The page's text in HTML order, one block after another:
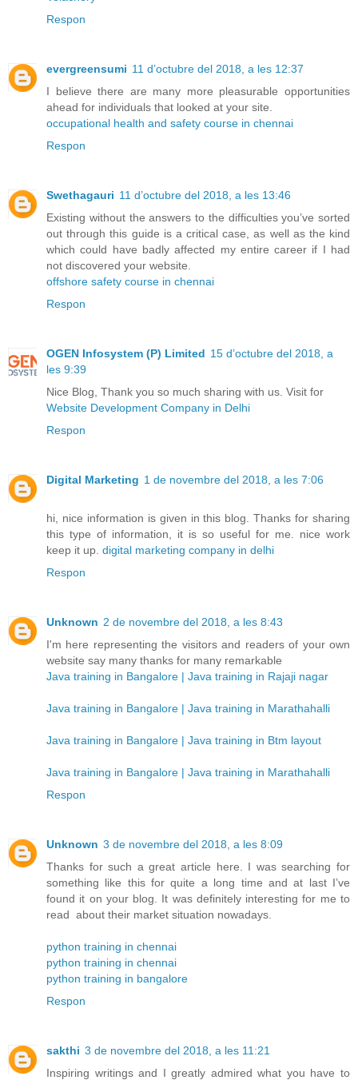
Respon
evergreensumi 11 d’octubre del 2018, a les 12:37
I believe there are many more pleasurable opportunities
ahead for individuals that looked at your site.
occupational health and safety course in chennai
Respon
Swethagauri 11 d’octubre del 2018, a les 13:46
Existing without the answers to the difficulties you’ve sorted
out through this guide is a critical case, as well as the kind
which could have badly affected my entire career if I had
not discovered your website.
offshore safety course in chennai
Respon
OGEN Infosystem (P) Limited 15 d’octubre del 2018, a
les 9:39
Nice Blog, Thank you so much sharing with us. Visit for
Website Development Company in Delhi
Respon
Digital Marketing 1 de novembre del 2018, a les 7:06
hi, nice information is given in this blog. Thanks for sharing
this type of information, it is so useful for me. nice work
keep it up. digital marketing company in delhi
Respon
Unknown 2 de novembre del 2018, a les 8:43
I'm here representing the visitors and readers of your own
website say many thanks for many remarkable
Java training in Bangalore | Java training in Rajaji nagar
Java training in Bangalore | Java training in Marathahalli
Java training in Bangalore | Java training in Btm layout
Java training in Bangalore | Java training in Marathahalli
Respon
Unknown 3 de novembre del 2018, a les 8:09
Thanks for such a great article here. I was searching for
something like this for quite a long time and at last I’ve
found it on your blog. It was definitely interesting for me to
read about their market situation nowadays.
python training in chennai
python training in chennai
python training in bangalore
Respon
sakthi 3 de novembre del 2018, a les 11:21
Inspiring writings and I greatly admired what you have to